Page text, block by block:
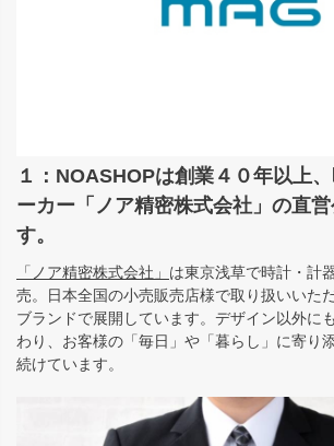
１：NOASHOPは創業４０年以上
ーカー「ノア精密株式会社」の直
す。
「ノア精密株式会社」 は東京浅草で時計・計
売。日本全国の小売販売店様で取り扱いいた
ブランドで展開しています。デザイン以外に
わり、お客様の「毎日」や「暮らし」に寄り
続けています。